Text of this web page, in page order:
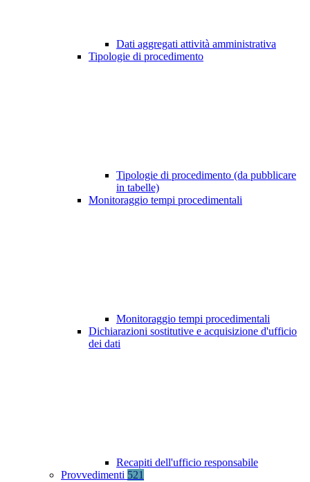
Dati aggregati attività amministrativa
Tipologie di procedimento
Tipologie di procedimento (da pubblicare
in tabelle)
Monitoraggio tempi procedimentali
Monitoraggio tempi procedimentali
Dichiarazioni sostitutive e acquisizione d'ufficio
dei dati
Recapiti dell'ufficio responsabile
Provvedimenti 521